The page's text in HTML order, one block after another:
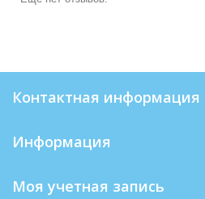
Контактная информация
Информация
Моя учетная запись